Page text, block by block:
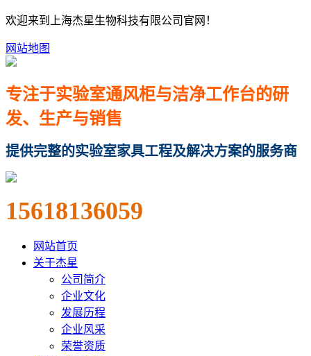
欢迎来到上海杰星生物科技有限公司官网！
网站地图
专注于实验室通风柜与洁净工作台的研
发、生产与销售
提供完整的实验室家具工程及解决方案的服务商
15618136059
网站首页
关于杰星
公司简介
企业文化
发展历程
企业风采
荣誉资质